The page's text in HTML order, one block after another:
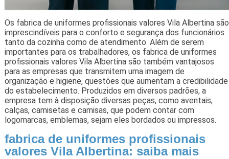
Os fabrica de uniformes profissionais valores Vila Albertina são
imprescindíveis para o conforto e segurança dos funcionários
tanto da cozinha como de atendimento. Além de serem
importantes para os trabalhadores, os fabrica de uniformes
profissionais valores Vila Albertina são também vantajosos
para as empresas que transmitem uma imagem de
organização e higiene, questões que aumentam a credibilidade
do estabelecimento. Produzidos em diversos padrões, a
empresa tem à disposição diversas peças, como aventais,
calças, camisetas e camisas, que podem contar com
logomarcas, emblemas, sejam eles bordados ou impressos.
fabrica de uniformes profissionais
valores Vila Albertina: saiba mais